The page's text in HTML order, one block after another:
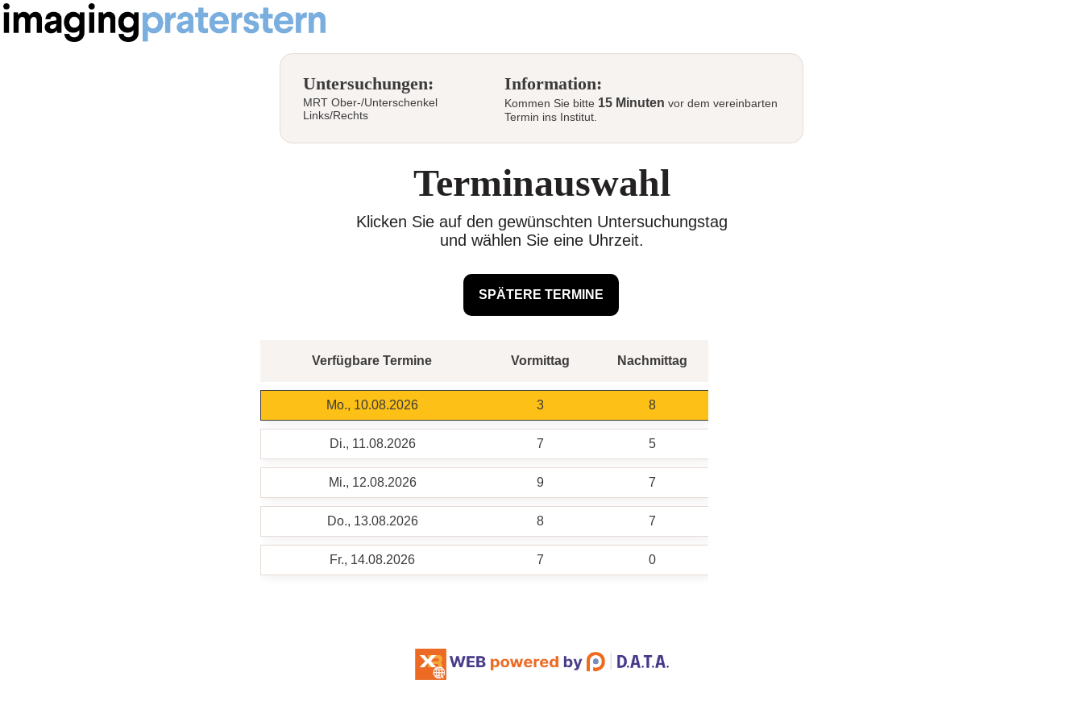
Untersuchungen:
MRT Ober-/Unterschenkel
Links/Rechts
Information:
Kommen Sie bitte 15 Minuten vor dem vereinbarten
Termin ins Institut.
Terminauswahl
Klicken Sie auf den gewünschten Untersuchungstag
und wählen Sie eine Uhrzeit.
Verfügbare Termine Vormittag Nachmittag
Mo., 10.08.2026 3 8
Di., 11.08.2026 7 5
Mi., 12.08.2026 9 7
Do., 13.08.2026 8 7
Fr., 14.08.2026 7 0